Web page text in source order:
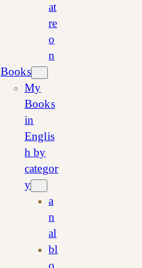
at
re
o
n
Books
My
Books
in
Englis
h by
categor
y
a
n
al
bl
o